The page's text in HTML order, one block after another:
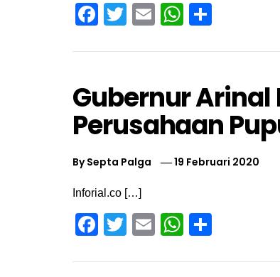
Facebook
TwitterEmailWhatsApp
Gubernur Arinal
Perusahaan
BySepta Palga 19 Februari 2020
Inforial.co […]
Facebook
TwitterEmailWhatsApp